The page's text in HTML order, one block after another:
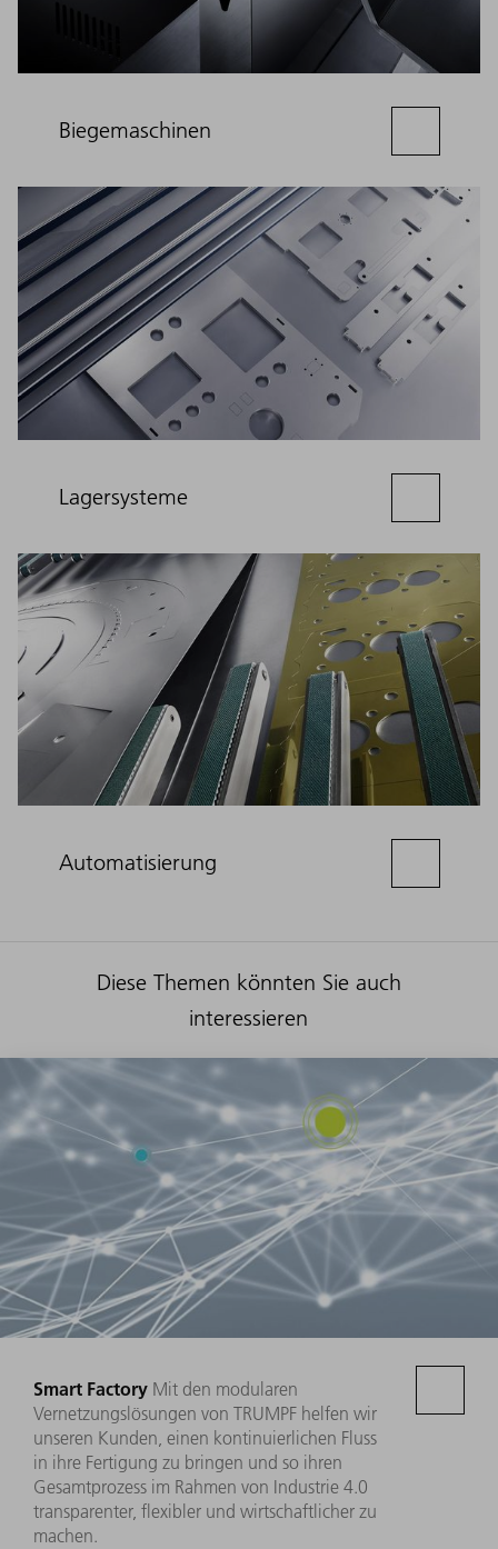
Biegemaschinen
Lagersysteme
Automatisierung
Diese Themen könnten Sie auch
interessieren
Smart Factory Mit den modularen
Vernetzungslösungen von TRUMPF helfen wir
unseren Kunden, einen kontinuierlichen Fluss
in ihre Fertigung zu bringen und so ihren
Gesamtprozess im Rahmen von Industrie 4.0
transparenter, flexibler und wirtschaftlicher zu
machen.